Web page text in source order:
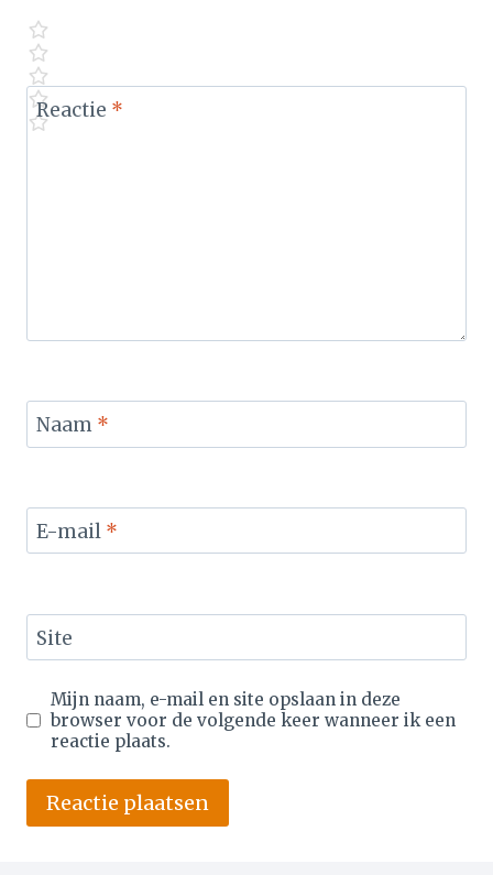
Reactie *
Naam *
E-mail *
Site
Mijn naam, e-mail en site opslaan in deze
browser voor de volgende keer wanneer ik een
reactie plaats.